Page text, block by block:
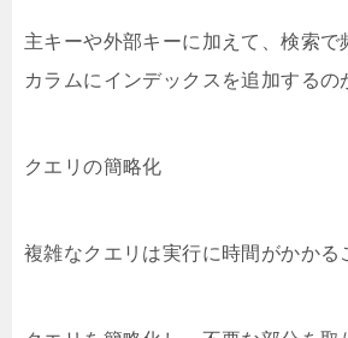
主キーや外部キーに加えて、検索で
カラムにインデックスを追加するの
クエリの簡略化
複雑なクエリは実行に時間がかかる